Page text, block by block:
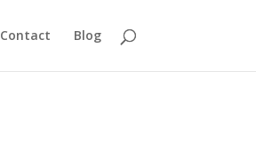
Contact Blog